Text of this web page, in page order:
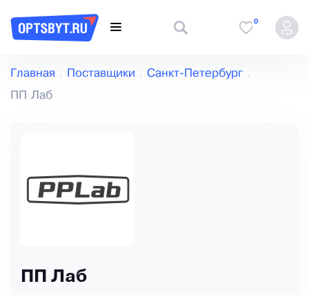
0
Главная Поставщики Санкт-Петербург
ПП Лаб
ПП Лаб